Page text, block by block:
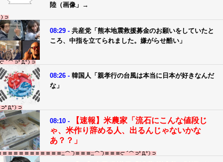
陸（画像」→
08:29 - 共産党「熊本地震救援募金のお願いをしていたと
ころ、中指を立てられました。嫌がらせ酷い」
08:26 - 韓国人「親孝行の台風は本当に日本が好きなんだ
な」
08:10 -
【速報】米農家「流石にこんな値段じ
ゃ、米作り辞める人、出るんじゃないかな
あ？？」